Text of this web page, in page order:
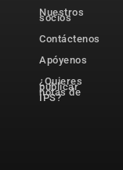
Nuestros
socios
Contáctenos
Apóyenos
¿Quieres
publicar
notas de
IPS?